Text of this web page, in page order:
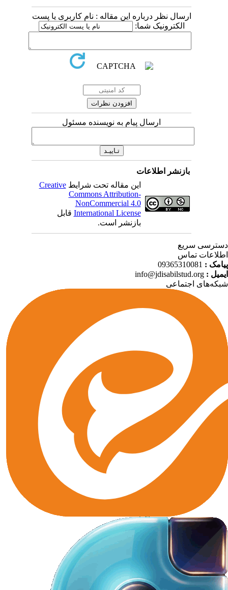
ارسال نظر درباره این مقاله : نام کاربری یا پست
الکترونیک شما:
ارسال پیام به نویسنده مسئول
بازنشر اطلاعات
این مقاله تحت شرایطCreative
Commons Attribution-
NonCommercial 4.0
International Licenseقابل
بازنشر است.
سریع
تماس
:
09365310081
:
info@jdisabilstud.org
اجتماعی